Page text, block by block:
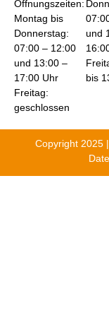
Öffnungszeiten:
Montag bis
Donnerstag:
07:00 – 12:00
und 13:00 –
17:00 Uhr
Freitag:
geschlossen
und
bis
Copyright 2025